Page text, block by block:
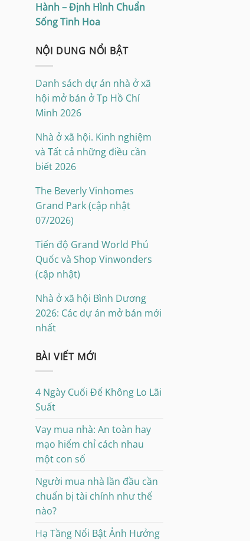
Hành – Định Hình Chuẩn
Sống Tinh Hoa
NỘI DUNG NỔI BẬT
Danh sách dự án nhà ở xã
hội mở bán ở Tp Hồ Chí
Minh 2026
Nhà ở xã hội. Kinh nghiệm
và Tất cả những điều cần
biết 2026
The Beverly Vinhomes
Grand Park (cập nhật
07/2026)
Tiến độ Grand World Phú
Quốc và Shop Vinwonders
(cập nhật)
Nhà ở xã hội Bình Dương
2026: Các dự án mở bán mới
nhất
BÀI VIẾT MỚI
4 Ngày Cuối Để Không Lo Lãi
Suất
Vay mua nhà: An toàn hay
mạo hiểm chỉ cách nhau
một con số
Người mua nhà lần đầu cần
chuẩn bị tài chính như thế
nào?
Hạ Tầng Nổi Bật Ảnh Hưởng